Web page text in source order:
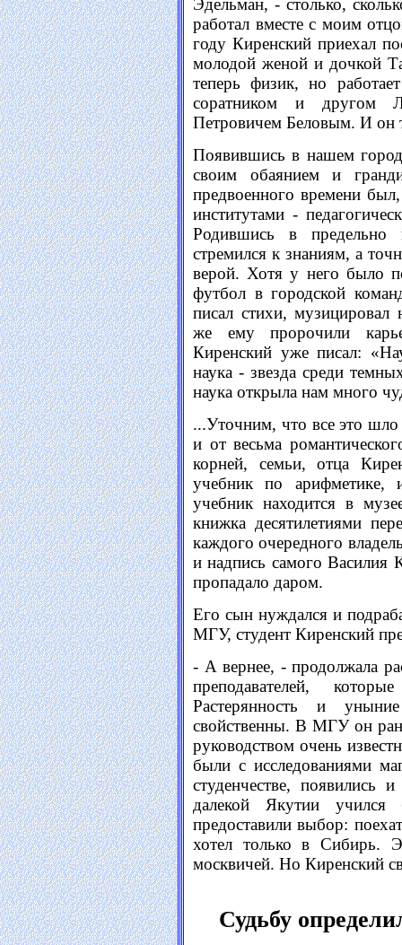
Эдельман, - столько,
работал вместе с моим
году Киренский приехал
молодой женой и дочкой
теперь физик, но
соратником и другом
Петровичем Беловым. И он
Появившись в нашем
своим обаянием и
предвоенного времени
институтами -
Родившись в предельно
стремился к знаниям, а
верой. Хотя у него было
футбол в городской
писал стихи,
же ему пророчили
Киренский уже писал:
наука - звезда среди
наука открыла нам много
...Уточним, что все это
и от весьма
корней, семьи, отца
учебник по
учебник находится в
книжка десятилетиями
каждого очередного
и надпись самого Василия
пропадало даром.
Его сын нуждался и
МГУ, студент Киренский
- А вернее, - продолжала
преподавателей,
Растерянность и
свойственны. В МГУ он
руководством очень
были с исследованиями
студенчестве, появились
далекой Якутии учился
предоставили выбор:
хотел только в Сибирь.
москвичей. Но Киренский
Судьбу